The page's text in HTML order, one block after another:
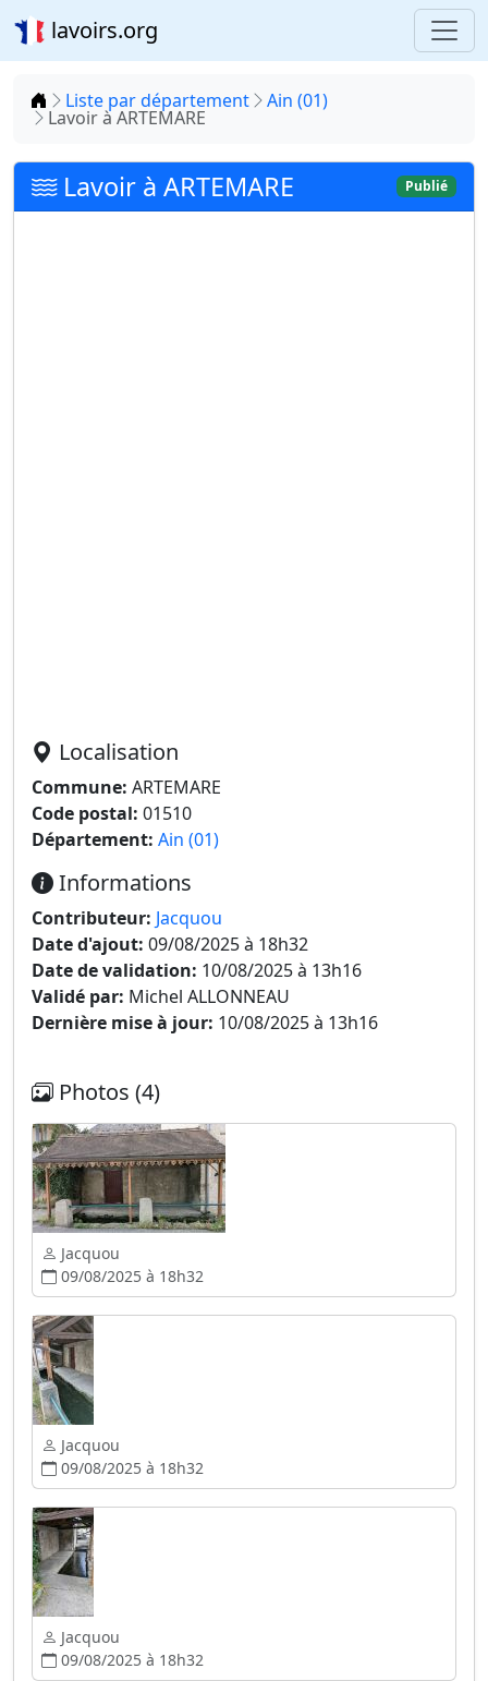
lavoirs.org
Accueil
Liste par département Ain (01)
Lavoir à ARTEMARE
Lavoir à ARTEMARE Publié
Localisation
Commune: ARTEMARE
Code postal: 01510
Département: Ain (01)
Informations
Contributeur: Jacquou
Date d'ajout: 09/08/2025 à 18h32
Date de validation: 10/08/2025 à 13h16
Validé par: Michel ALLONNEAU
Dernière mise à jour: 10/08/2025 à 13h16
Photos (4)
Jacquou
09/08/2025 à 18h32
Jacquou
09/08/2025 à 18h32
Jacquou
09/08/2025 à 18h32